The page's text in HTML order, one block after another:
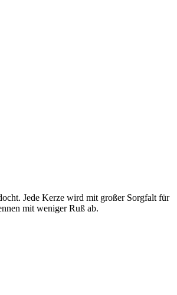
Jede Kerze wird mit großer Sorgfalt für
mit weniger Ruß ab.